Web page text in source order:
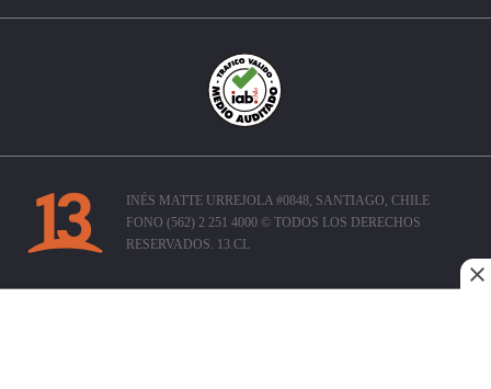
INÉS MATTE URREJOLA #0848, SANTIAGO, CHILE
FONO (562) 2 251 4000 © TODOS LOS DERECHOS
RESERVADOS. 13.CL